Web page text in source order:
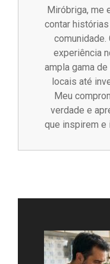
Miróbriga, me
contar
comunidade.
experiência
ampla gama
locais até
Meu
verdade e
que inspirem e